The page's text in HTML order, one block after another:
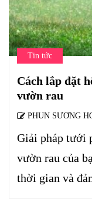
Tin tức
Cách lắp đặt
vườn rau
PHUN SƯƠNG
Giải pháp tưới
vườn rau của
thời gian và